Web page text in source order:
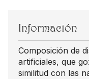
Información
Composición de
artificiales, que
similitud con las